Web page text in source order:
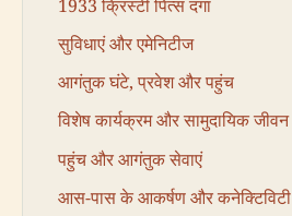
1933 क्रिस्टी पित्स दंगा
सुविधाएं और एमेनिटीज
आगंतुक घंटे, प्रवेश और पहुंच
विशेष कार्यक्रम और सामुदायिक जीवन
पहुंच और आगंतुक सेवाएं
आस-पास के आकर्षण और कनेक्टिविटी